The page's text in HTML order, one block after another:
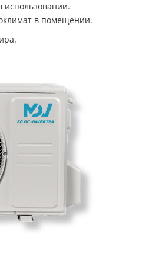
использовании.
в помещении.